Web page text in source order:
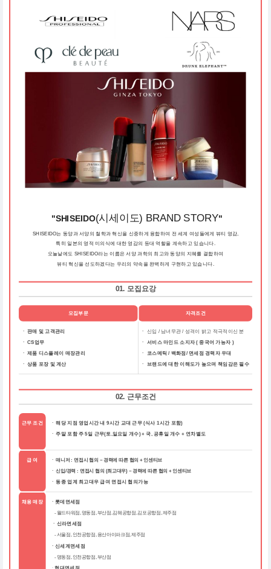
"SHISEIDO(시세이도) BRAND STORY"
SHISEIDO는 동양과 서양의 철학과 혁신을 신중하게 융합하여 전 세계 여성들에게 뷰티 영감,
특히 일본의 영적 미의식에 대한 영감의 등대 역할을 계속하고 있습니다.
오늘날에도 SHISEIDO라는 이름은 서양 과학의 최고와 동양의 지혜를 결합하여
뷰티 혁신을 선도하겠다는 우리의 약속을 완벽하게 구현하고 있습니다.
01. 모집요강
모집부문 자격조건
ㆍ 판매 및 고객관리
ㆍ CS업무
ㆍ 제품 디스플레이 매장관리
ㆍ 상품 포장 및 계산
ㆍ
신입 / 남녀무관 / 성격이 밝고 적극적이신 분
ㆍ 서비스 마인드 소지자 ( 중국어 가능자 )
ㆍ 코스메틱 / 백화점/ 면세점 경력자 우대
ㆍ 브랜드에 대한 이해도가 높으며 책임감은 필수
02. 근무조건
근무 조건 ㆍ 해당 지점 영업시간 내 9시간 교대 근무 (식사 1시간 포함)
ㆍ주말 포함 주 5일 근무(토,일요일 개수) + 국, 공휴일 개수 + 연차별도
급 여 ㆍ 매니저 : 면접시 협의 ~ 경력에 따른 협의 + 인센티브
ㆍ 신입/경력 : 면접시 협의 (최고대우) ~ 경력에 따른 협의 + 인센티브
ㆍ 동종 업계 최고대우 급여 면접시 협의가능
채용 매장
ㆍ롯데면세점
- 월드타워점, 명동점, 부산점, 김해공항점, 김포공항점, 제주점
ㆍ신라면세점
- 서울점, 인천공항점, 용산아이파크점, 제주점
ㆍ신세계면세점
- 명동점, 인천공항점, 부산점